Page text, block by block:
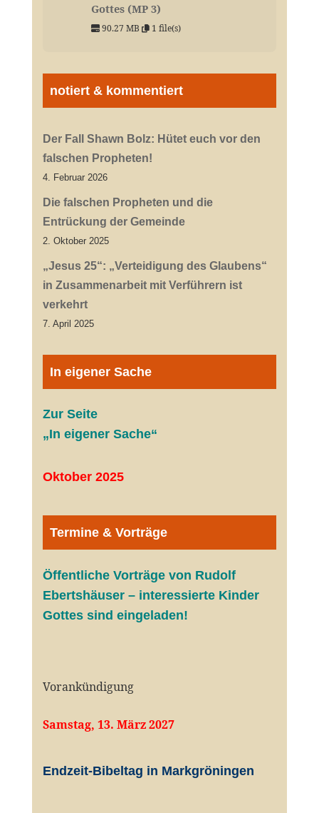
Gottes (MP 3)
90.27 MB 1 file(s)
notiert & kommentiert
Der Fall Shawn Bolz: Hütet euch vor den
falschen Propheten!
4. Februar 2026
Die falschen Propheten und die
Entrückung der Gemeinde
2. Oktober 2025
„Jesus 25“: „Verteidigung des Glaubens“
in Zusammenarbeit mit Verführern ist
verkehrt
7. April 2025
In eigener Sache
Zur Seite
„In eigener Sache“
Oktober 2025
Termine & Vorträge
Öffentliche Vorträge von Rudolf
Ebertshäuser – interessierte Kinder
Gottes sind eingeladen!
Vorankündigung
Samstag, 13. März 2027
Endzeit-Bibeltag in Markgröningen